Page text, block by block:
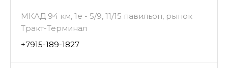
МКАД 94 км, 1е - 5/9, 11/15 павильон, рынок
Тракт-Терминал
+7915-189-1827